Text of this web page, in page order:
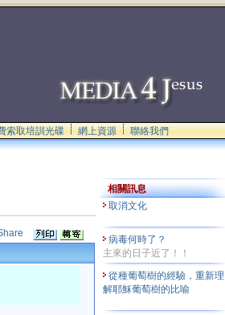
索取培訓光碟 網上資源 聯絡我們
相關訊息
取消文化
病毒何時了？
主來的日子近了！！
從種葡萄樹的經驗，重新理
解耶穌葡萄樹的比喻